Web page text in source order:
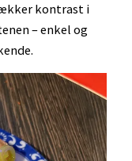
kontrast i
– enkel og